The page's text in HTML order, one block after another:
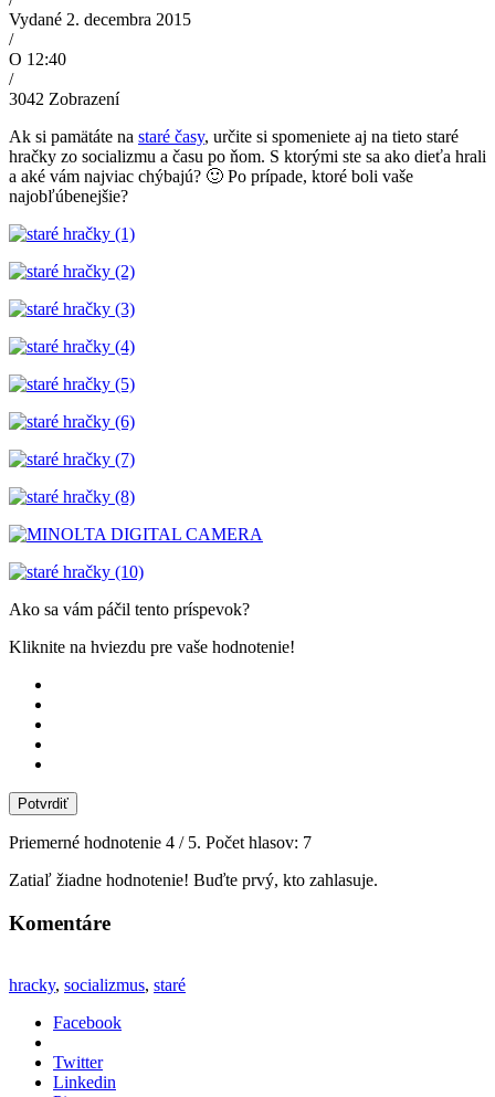
Vydané 2. decembra 2015
/
O 12:40
/
3042 Zobrazení
Ak si pamätáte na staré časy, určite si spomeniete aj na tieto staré
hračky zo socializmu a času po ňom. S ktorými ste sa ako dieťa hrali
a aké vám najviac chýbajú? 🙂 Po prípade, ktoré boli vaše
najobľúbenejšie?
Ako sa vám páčil tento príspevok?
Kliknite na hviezdu pre vaše hodnotenie!
Potvrdiť
Priemerné hodnotenie 4 / 5. Počet hlasov: 7
Zatiaľ žiadne hodnotenie! Buďte prvý, kto zahlasuje.
Komentáre
hracky, socializmus, staré
Facebook
Twitter
Linkedin